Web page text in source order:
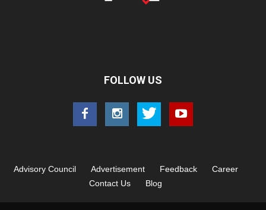
FOLLOW US
Advisory Council Advertisement Feedback
Career
Contact Us
Blog